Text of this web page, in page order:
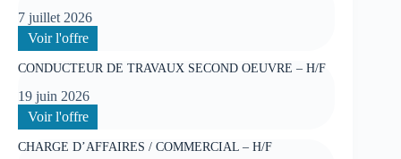
–
H/F
7 juillet 2026
Voir l'offre:
CHEF
DE
CVC/
MULTITECHNIQUE
–
H/F
CONDUCTEUR DE TRAVAUX SECOND OEUVRE – H/F
19 juin 2026
Voir l'offre:
CONDUCTEUR
DE
CHARGE D’AFFAIRES / COMMERCIAL – H/F